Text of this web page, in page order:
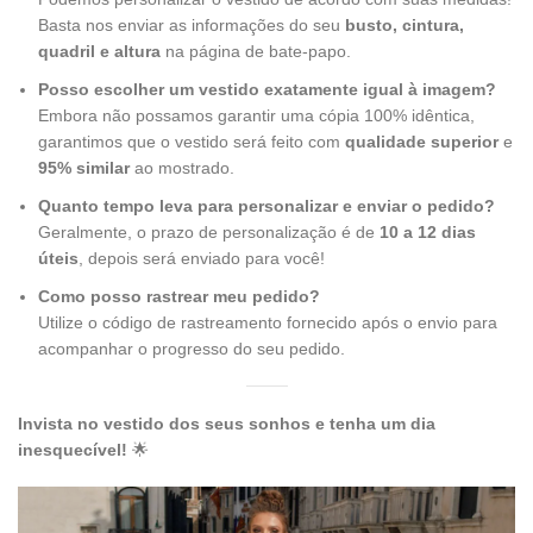
Basta nos enviar as informações do seu busto, cintura,
quadril e altura na página de bate-papo.
Posso escolher um vestido exatamente igual à imagem?
Embora não possamos garantir uma cópia 100% idêntica,
garantimos que o vestido será feito com qualidade superiore
95% similarao mostrado.
Quanto tempo leva para personalizar e enviar o pedido?
Geralmente, o prazo de personalização é de 10 a 12 dias
úteis , depois será enviado para você!
Como posso rastrear meu pedido?
Utilize o código de rastreamento fornecido após o envio para
acompanhar o progresso do seu pedido.
Invista no vestido dos seus sonhos e tenha um dia
inesquecível! 🌟